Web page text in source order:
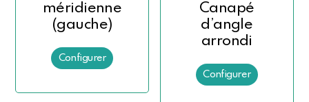
méridienne
(gauche)
Canapé
d’angle
arrondi